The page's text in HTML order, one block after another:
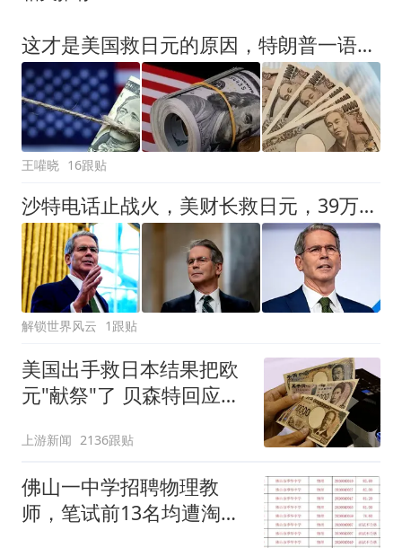
这才是美国救日元的原因，特朗普一语道破，日本在等中国拉一把？
王嚾晓 16跟贴
沙特电话止战火，美财长救日元，39万亿美债危机显
解锁世界风云 1跟贴
美国出手救日本结果把欧
元"献祭"了 贝森特回应质
上游新闻 2136跟贴
佛山一中学招聘物理教
师，笔试前13名均遭淘